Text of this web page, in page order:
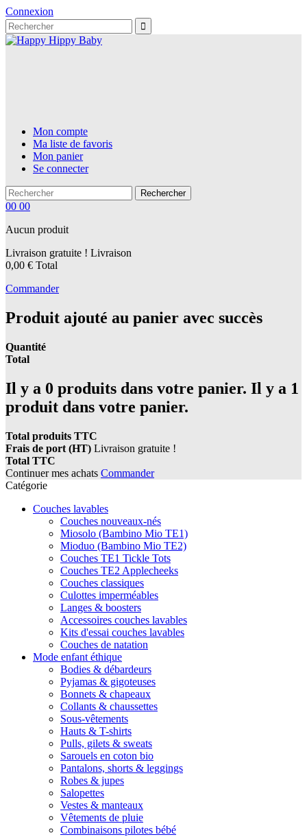
Connexion
Mon compte
Ma liste de favoris
Mon panier
Se connecter
Rechercher
00 00
Aucun produit
Livraison gratuite ! Livraison
0,00 € Total
Commander
Produit ajouté au panier avec succès
Quantité
Total
Il y a 0 produits dans votre panier. Il y a 1
produit dans votre panier.
Total produits TTC
Frais de port (HT) Livraison gratuite !
Total TTC
Continuer mes achats Commander
Catégorie
Couches lavables
Couches nouveaux-nés
Miosolo (Bambino Mio TE1)
Mioduo (Bambino Mio TE2)
Couches TE1 Tickle Tots
Couches TE2 Applecheeks
Couches classiques
Culottes imperméables
Langes & boosters
Accessoires couches lavables
Kits d'essai couches lavables
Couches de natation
Mode enfant éthique
Bodies & débardeurs
Pyjamas & gigoteuses
Bonnets & chapeaux
Collants & chaussettes
Sous-vêtements
Hauts & T-shirts
Pulls, gilets & sweats
Sarouels en coton bio
Pantalons, shorts & leggings
Robes & jupes
Salopettes
Vestes & manteaux
Vêtements de pluie
Combinaisons pilotes bébé